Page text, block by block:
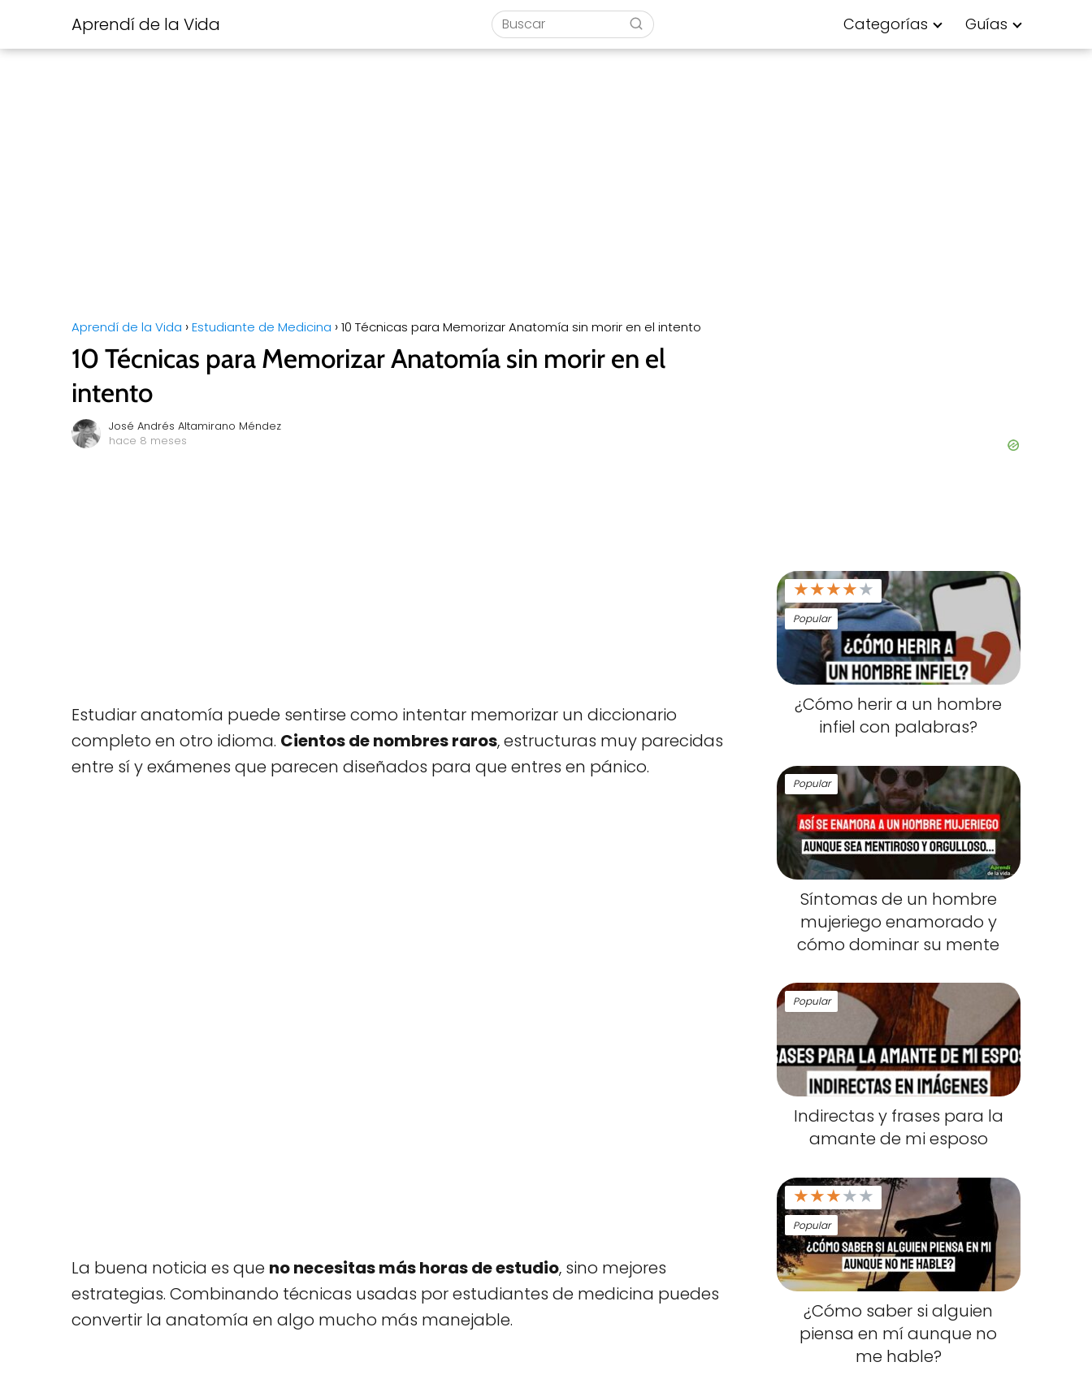
Aprendí de la Vida Categorías Guías
Aprendí de la Vida Estudiante de Medicina 10 Técnicas para Memorizar Anatomía sin morir en el intento
10 Técnicas para Memorizar Anatomía sin morir en el
intento
José Andrés Altamirano Méndez
hace 8 meses
Estudiar anatomía puede sentirse como intentar memorizar un diccionario
completo en otro idioma. Cientos de nombres raros, estructuras muy parecidas
entre sí y exámenes que parecen diseñados para que entres en pánico.
La buena noticia es que no necesitas más horas de estudio, sino mejores
estrategias. Combinando técnicas usadas por estudiantes de medicina puedes
convertir la anatomía en algo mucho más manejable.
★★★★★
Popular
¿Cómo herir a un hombre
infiel con palabras?
Popular
Síntomas de un hombre
mujeriego enamorado y
cómo dominar su mente
Popular
Indirectas y frases para la
amante de mi esposo
★★★★★
Popular
¿Cómo saber si alguien
piensa en mí aunque no
me hable?